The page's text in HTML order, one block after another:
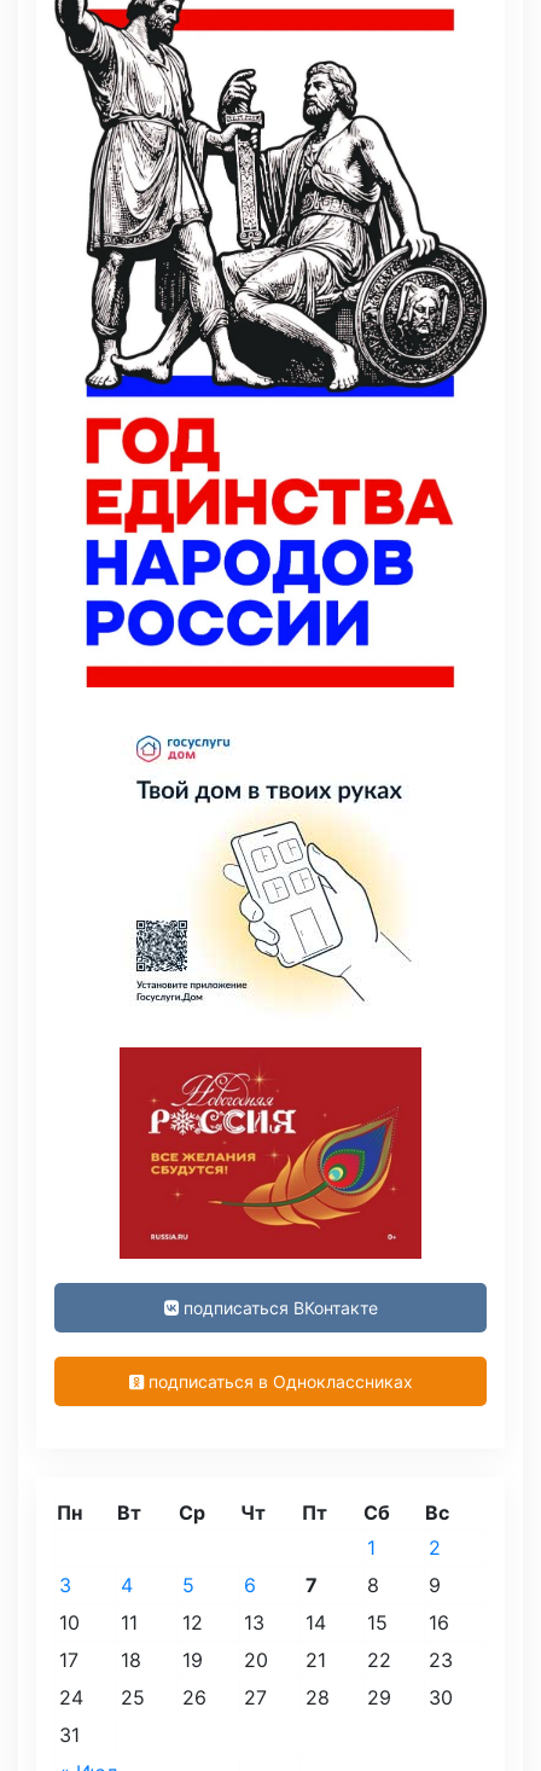
подписаться ВКонтакте
подписаться в Одноклассниках
Пн Вт Ср Чт Пт Сб Вс
1
2
3
4 5 6 7 8
9
10
11 12 13 14 15
16
17
18 19 20 21 22
23
24
25 26 27 28 29
30
31